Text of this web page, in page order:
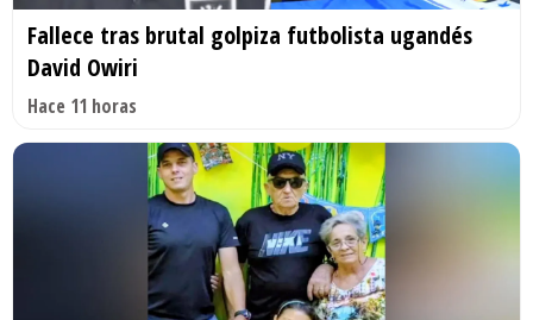
Fallece tras brutal golpiza futbolista ugandés
David Owiri
Hace 11 horas